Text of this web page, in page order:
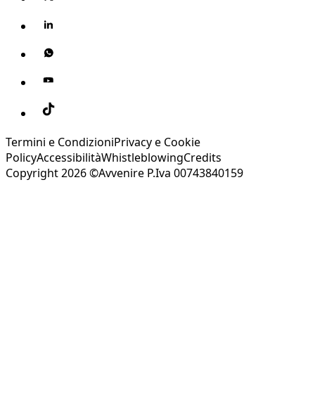
Termini e CondizioniPrivacy e Cookie
PolicyAccessibilitàWhistleblowingCredits
Copyright 2026 ©Avvenire P.Iva 00743840159